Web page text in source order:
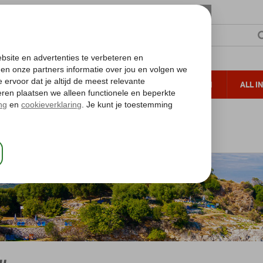
ZONVAKANTIES VERRE REIZEN ALL
Gratis annuleren*